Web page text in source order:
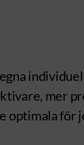
mer
optimala för